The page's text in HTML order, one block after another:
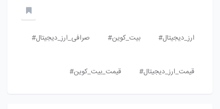
ارز_دیجیتال# بیت_کوین# صرافی_ارز_دیجیتال#
قیمت_ارز_دیجیتال# قیمت_بیت_کوین#